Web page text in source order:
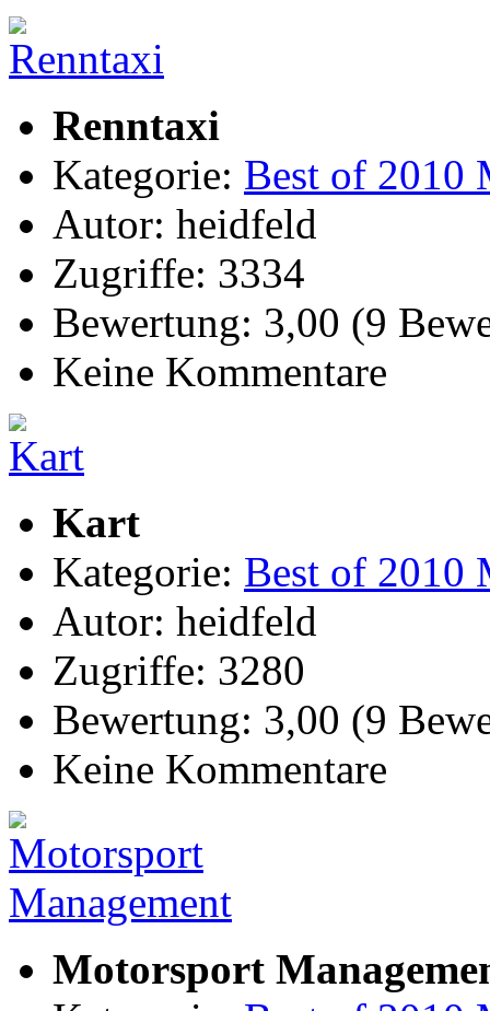
Renntaxi
Kategorie: Best of 2010
Autor: heidfeld
Zugriffe: 3334
Bewertung: 3,00 (9
Keine Kommentare
Kart
Kategorie: Best of 2010
Autor: heidfeld
Zugriffe: 3280
Bewertung: 3,00 (9
Keine Kommentare
Motorsport